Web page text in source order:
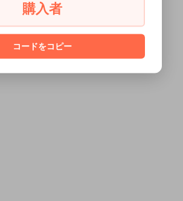
購入者
コードをコピー